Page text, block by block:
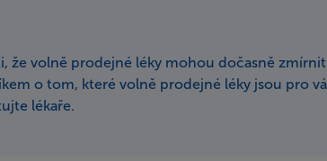
že volně prodejné léky mohou dočasně
o tom, které volně prodejné léky jsou pro
lékaře.